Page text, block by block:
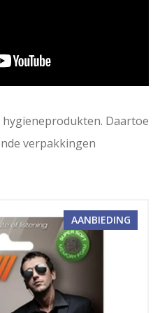
hygieneprodukten. Daartoe
verpakkingen
AANBIEDING
IN